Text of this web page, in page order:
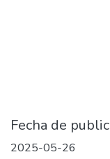
Fecha de
2025-05-26